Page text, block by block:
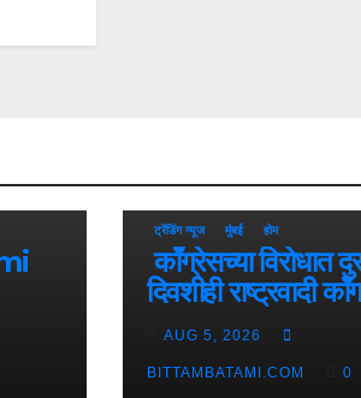
ट्रेंडिंग न्यूज मुंबई होम
काँग्रेसच्या विरोधात
दिवशीही राष्ट्रवादी
आक्रमक
AUG 5, 2026
BITTAMBATAMI.COM 0